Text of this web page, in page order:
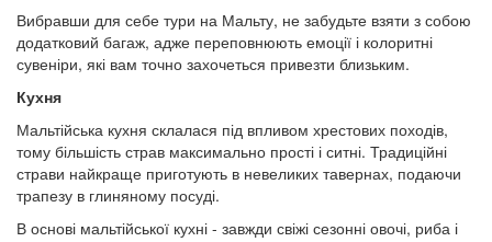
Вибравши для себе тури на Мальту, не забудьте взяти з собою
додатковий багаж, адже переповнюють емоції і колоритні
сувеніри, які вам точно захочеться привезти близьким.
Кухня
Мальтійська кухня склалася під впливом хрестових походів,
тому більшість страв максимально прості і ситні. Традиційні
страви найкраще приготують в невеликих тавернах, подаючи
трапезу в глиняному посуді.
В основі мальтійської кухні - завжди свіжі сезонні овочі, риба і